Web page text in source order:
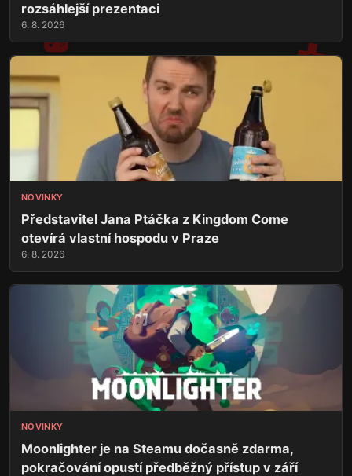
rozsáhlejší prezentaci
6. 8. 2026
NOVINKY
Představitel Jana Ptáčka z Kingdom Come
otevírá vlastní hospodu v Praze
6. 8. 2026
NOVINKY
Moonlighter je na Steamu dočasně zdarma,
pokračování opustí předběžný přístup v září